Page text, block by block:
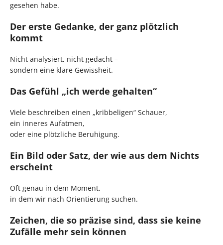
gesehen habe.
Der erste Gedanke, der ganz plötzlich
kommt
Nicht analysiert, nicht gedacht –
sondern eine klare Gewissheit.
Das Gefühl „ich werde gehalten“
Viele beschreiben einen „kribbeligen“ Schauer,
ein inneres Aufatmen,
oder eine plötzliche Beruhigung.
Ein Bild oder Satz, der wie aus dem Nichts
erscheint
Oft genau in dem Moment,
in dem wir nach Orientierung suchen.
Zeichen, die so präzise sind, dass sie keine
Zufälle mehr sein können